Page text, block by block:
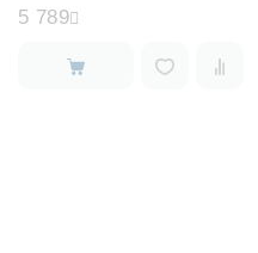
5 789